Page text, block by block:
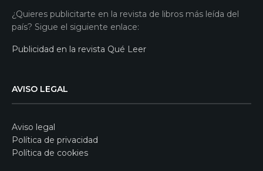
¿Quieres publicitarte en la revista de libros más leída del
país? Sigue el siguiente enlace:
Publicidad en la revista Qué Leer
AVISO LEGAL
Aviso legal
Política de privacidad
Política de cookies